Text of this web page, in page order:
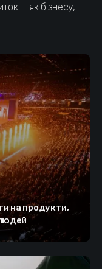
— як бізнесу,
на продукти,